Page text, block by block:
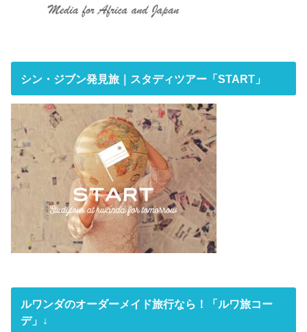
シン・ジブン発見旅｜スタディツアー「START」
ルワンダのオーダーメイド旅行なら！「ルワ旅コー
デ」↓